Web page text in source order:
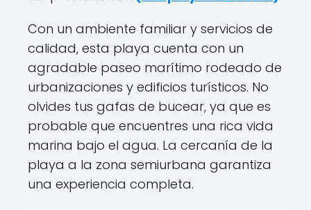
Con un ambiente familiar y servicios de
calidad, esta playa cuenta con un
agradable paseo marítimo rodeado de
urbanizaciones y edificios turísticos. No
olvides tus gafas de bucear, ya que es
probable que encuentres una rica vida
marina bajo el agua. La cercanía de la
playa a la zona semiurbana garantiza
una experiencia completa.